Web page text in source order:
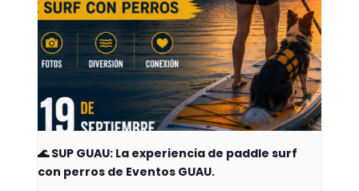
🌊 SUP GUAU: La experiencia de paddle surf
con perros de Eventos GUAU.